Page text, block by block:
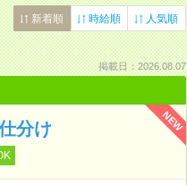
新着順 時給順 人気順
掲載日：2026.08.07
NEW
分け